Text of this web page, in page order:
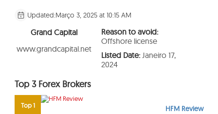
EDUCAÇÃO EM FOREX
CONSULTAS DE NEGOCIAÇÃO
ABRA UMA CONTA GRATUITA
Updated:Março 3, 2025 at 10:15 AM
Grand Capital
www.grandcapital.net
Reason to avoid:
Offshore license
Listed Date:Janeiro 17,
2024
Top 3 Forex Brokers
Top 1 HFM Review